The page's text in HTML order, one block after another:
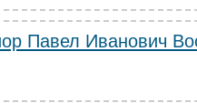
Павел Иванович